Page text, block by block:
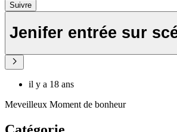
Suivre
Jenifer entrée sur
il y a 18 ans
Meveilleux Moment de bonheur